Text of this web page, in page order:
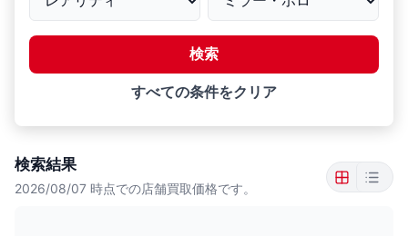
検索
すべての条件をクリア
検索結果
2026/08/07 時点での店舗買取価格です。